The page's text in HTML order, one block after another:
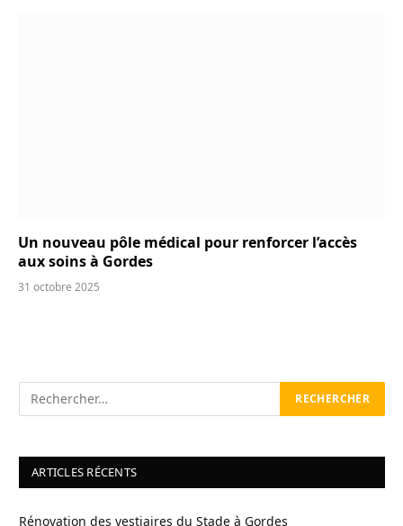
Un nouveau pôle médical pour renforcer l’accès
aux soins à Gordes
31 octobre 2025
ARTICLES RÉCENTS
Rénovation des vestiaires du Stade à Gordes